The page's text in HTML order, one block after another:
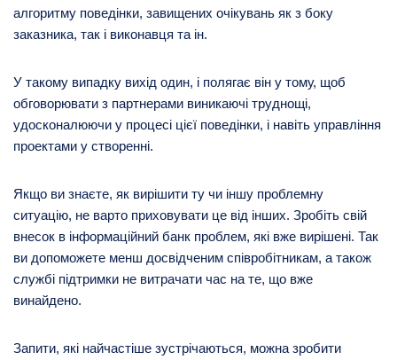
алгоритму поведінки, завищених очікувань як з боку
заказника, так і виконавця та ін.
У такому випадку вихід один, і полягає він у тому, щоб
обговорювати з партнерами виникаючі труднощі,
удосконалюючи у процесі цієї поведінки, і навіть управління
проектами у створенні.
Якщо ви знаєте, як вирішити ту чи іншу проблемну
ситуацію, не варто приховувати це від інших. Зробіть свій
внесок в інформаційний банк проблем, які вже вирішені. Так
ви допоможете менш досвідченим співробітникам, а також
службі підтримки не витрачати час на те, що вже
винайдено.
Запити, які найчастіше зустрічаються, можна зробити